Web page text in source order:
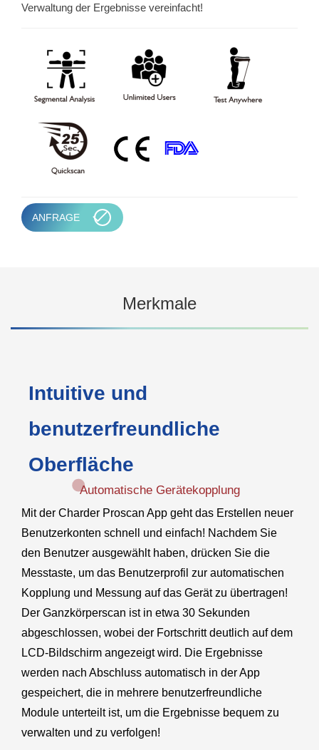
Verwaltung der Ergebnisse vereinfacht!
ANFRAGE
Merkmale
Intuitive und
benutzerfreundliche
Oberfläche
Automatische Gerätekopplung
Mit der Charder Proscan App geht das Erstellen neuer
Benutzerkonten schnell und einfach! Nachdem Sie
den Benutzer ausgewählt haben, drücken Sie die
Messtaste, um das Benutzerprofil zur automatischen
Kopplung und Messung auf das Gerät zu übertragen!
Der Ganzkörperscan ist in etwa 30 Sekunden
abgeschlossen, wobei der Fortschritt deutlich auf dem
LCD-Bildschirm angezeigt wird. Die Ergebnisse
werden nach Abschluss automatisch in der App
gespeichert, die in mehrere benutzerfreundliche
Module unterteilt ist, um die Ergebnisse bequem zu
verwalten und zu verfolgen!